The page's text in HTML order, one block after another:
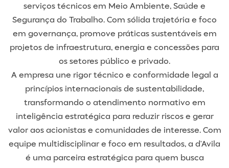
serviços técnicos em Meio Ambiente, Saúde e
Segurança do Trabalho. Com sólida trajetória e foco
em governança, promove práticas sustentáveis em
projetos de infraestrutura, energia e concessões para
os setores público e privado.
​A empresa une rigor técnico e conformidade legal a
princípios internacionais de sustentabilidade,
transformando o atendimento normativo em
inteligência estratégica para reduzir riscos e gerar
valor aos acionistas e comunidades de interesse. Com
equipe multidisciplinar e foco em resultados, a d’Avila
é uma parceira estratégica para quem busca